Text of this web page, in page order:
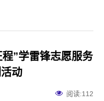
”学雷锋志愿服务
动
阅读:112